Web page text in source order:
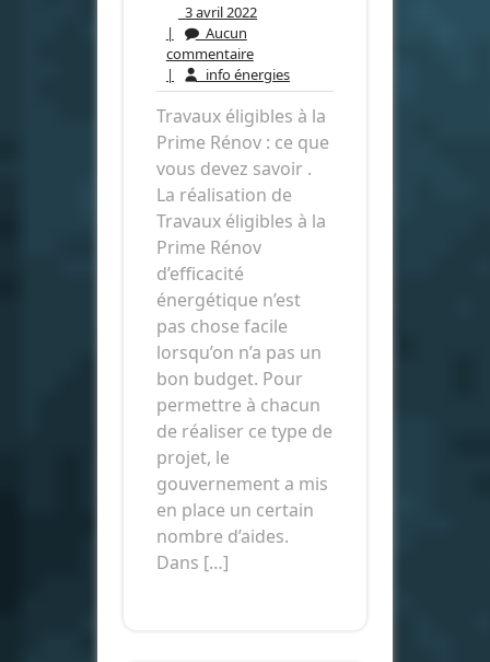
3 avril 20223
|
Aucun
commentaireAucun
commentaire
| info énergiesinfo
énergies
Travaux éligibles à la
Prime Rénov : ce que
vous devez savoir .
La réalisation de
Travaux éligibles à la
Prime Rénov
d’efficacité
énergétique n’est
pas chose facile
lorsqu’on n’a pas un
bon budget. Pour
permettre à chacun
de réaliser ce type de
projet, le
gouvernement a mis
en place un certain
nombre d’aides.
Dans […]